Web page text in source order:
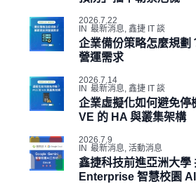
2026.7.22
IN 最新消息, 鑫捷 IT 談
企業備份策略怎麼規劃
營運需求
2026.7.14
IN 最新消息, 鑫捷 IT 談
企業虛擬化如何避免
VE 的 HA 與叢集架構
2026.7.9
IN 最新消息, 活動消息
鑫捷科技前進亞洲大學
Enterprise 智慧校園